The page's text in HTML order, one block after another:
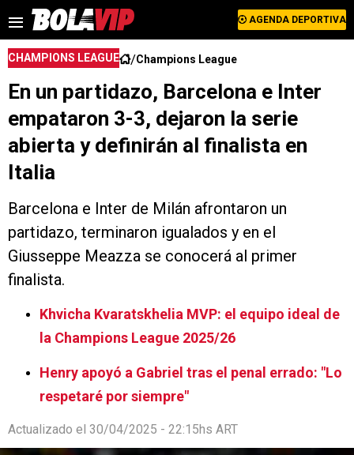
AGENDA DEPORTIVA
CHAMPIONS LEAGUE /Champions League
En un partidazo, Barcelona e Inter
empataron 3-3, dejaron la serie
abierta y definirán al finalista en
Italia
Barcelona e Inter de Milán afrontaron un
partidazo, terminaron igualados y en el
Giusseppe Meazza se conocerá al primer
finalista.
Khvicha Kvaratskhelia MVP: el equipo ideal de
la Champions League 2025/26
Henry apoyó a Gabriel tras el penal errado: "Lo
respetaré por siempre"
Actualizado el 30/04/2025 - 22:15hs ART